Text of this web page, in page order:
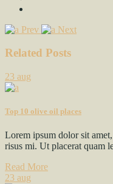
Prev Next
Related Posts
23 aug
Top 10 olive oil places
Lorem ipsum dolor sit
risus mi. Ut placerat quam
Read More
23 aug